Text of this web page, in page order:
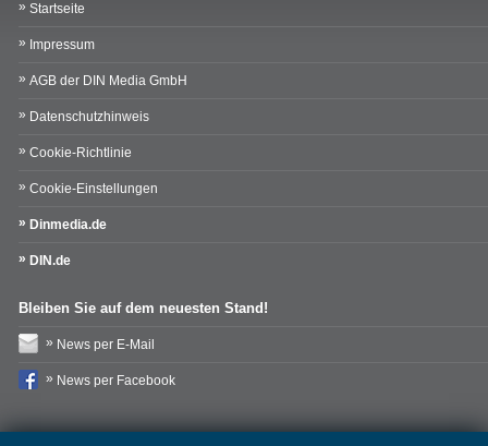
Startseite
Impressum
AGB der DIN Media GmbH
Datenschutzhinweis
Cookie-Richtlinie
Cookie-Einstellungen
Dinmedia.de
DIN.de
Bleiben Sie auf dem neuesten Stand!
News per E-Mail
News per Facebook